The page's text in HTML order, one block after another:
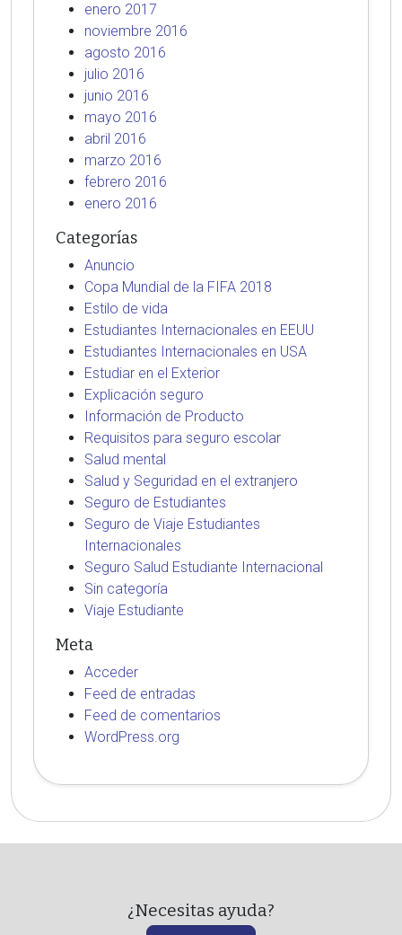
enero 2017
noviembre 2016
agosto 2016
julio 2016
junio 2016
mayo 2016
abril 2016
marzo 2016
febrero 2016
enero 2016
Categorías
Anuncio
Copa Mundial de la FIFA 2018
Estilo de vida
Estudiantes Internacionales en EEUU
Estudiantes Internacionales en USA
Estudiar en el Exterior
Explicación seguro
Información de Producto
Requisitos para seguro escolar
Salud mental
Salud y Seguridad en el extranjero
Seguro de Estudiantes
Seguro de Viaje Estudiantes
Internacionales
Seguro Salud Estudiante Internacional
Sin categoría
Viaje Estudiante
Meta
Acceder
Feed de entradas
Feed de comentarios
WordPress.org
¿Necesitas ayuda?